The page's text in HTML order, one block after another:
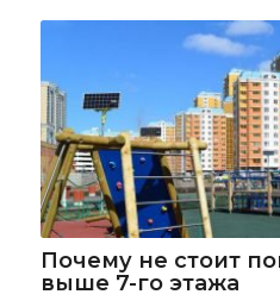
Почему не стоит
выше 7-го этажа